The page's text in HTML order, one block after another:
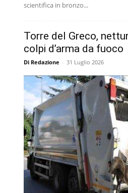
scientifica in bronzo...
Torre del Greco,
colpi d’arma da fuoco
Di Redazione - 31 Luglio 2026